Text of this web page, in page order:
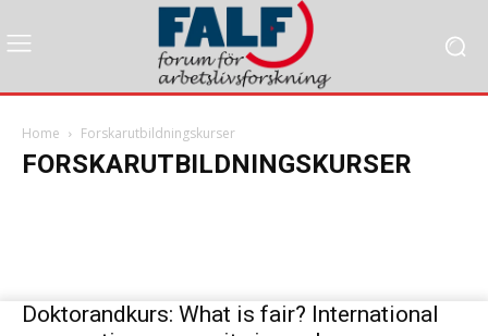
Home Forskarutbildningskurser
FORSKARUTBILDNINGSKURSER
on equity in work and health
FALF - 29 oktober, 2020
Nationella forskarskolan: nu finns det möjlighet
att anmäla sig till vårens kurs
Dags att
Doktorandkurs: What is fair? International